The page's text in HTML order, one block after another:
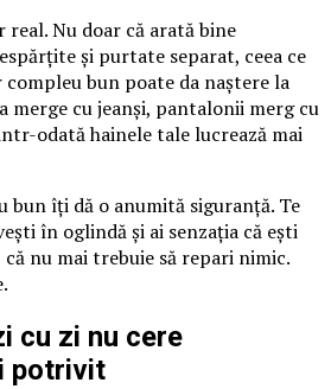
Nu doar că arată bine
și purtate separat, ceea ce
bun poate da naștere la
merge cu jeanși, pantalonii merg cu
odată hainele tale lucrează mai
bun îți dă o anumită siguranță. Te
în oglindă și ai senzația că ești
că nu mai trebuie să repari nimic.
cu zi nu cere
potrivit